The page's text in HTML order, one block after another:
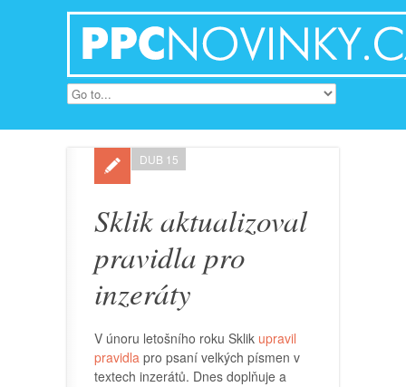
Sklik aktualizoval
pravidla pro
inzeráty
DUB 15
V únoru letošního roku Sklik upravil
pravidla pro psaní velkých písmen v
textech inzerátů. Dnes doplňuje a